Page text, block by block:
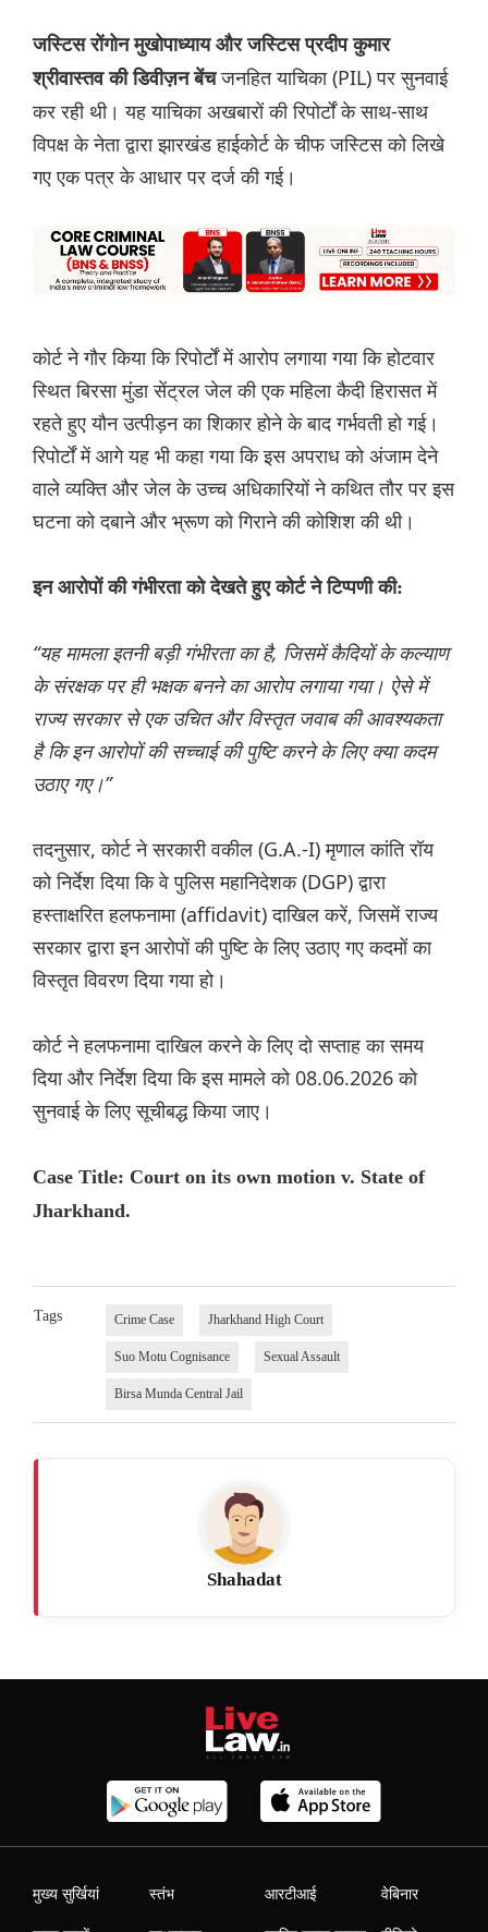
जस्टिस रोंगोन मुखोपाध्याय और जस्टिस प्रदीप कुमार
श्रीवास्तव की डिवीज़न बेंचजनहित याचिका (PIL) पर सुनवाई
कर रही थी। यह याचिका अखबारों की रिपोर्टों के साथ-साथ
विपक्ष के नेता द्वारा झारखंड हाईकोर्ट के चीफ जस्टिस को लिखे
गए एक पत्र के आधार पर दर्ज की गई।
कोर्ट ने गौर किया कि रिपोर्टों में आरोप लगाया गया कि होटवार
स्थित बिरसा मुंडा सेंट्रल जेल की एक महिला कैदी हिरासत में
रहते हुए यौन उत्पीड़न का शिकार होने के बाद गर्भवती हो गई।
रिपोर्टों में आगे यह भी कहा गया कि इस अपराध को अंजाम देने
वाले व्यक्ति और जेल के उच्च अधिकारियों ने कथित तौर पर इस
घटना को दबाने और भ्रूण को गिराने की कोशिश की थी।
इन आरोपों की गंभीरता को देखते हुए कोर्ट ने टिप्पणी की:
“यह मामला इतनी बड़ी गंभीरता का है, जिसमें कैदियों के कल्याण
के संरक्षक पर ही भक्षक बनने का आरोप लगाया गया। ऐसे में
राज्य सरकार से एक उचित और विस्तृत जवाब की आवश्यकता
है कि इन आरोपों की सच्चाई की पुष्टि करने के लिए क्या कदम
उठाए गए।”
तदनुसार, कोर्ट ने सरकारी वकील (G.A.-I) मृणाल कांति रॉय
को निर्देश दिया कि वे पुलिस महानिदेशक (DGP) द्वारा
हस्ताक्षरित हलफनामा (affidavit) दाखिल करें, जिसमें राज्य
सरकार द्वारा इन आरोपों की पुष्टि के लिए उठाए गए कदमों का
विस्तृत विवरण दिया गया हो।
कोर्ट ने हलफनामा दाखिल करने के लिए दो सप्ताह का समय
दिया और निर्देश दिया कि इस मामले को 08.06.2026 को
सुनवाई के लिए सूचीबद्ध किया जाए।
Case Title: Court on its own motion v. State of
Jharkhand.
Tags Crime Case Jharkhand High Court
Suo Motu Cognisance Sexual Assault
Birsa Munda Central Jail
Shahadat
मुख्य सुर्खियां स्तंभ आरटीआई वेबिनार